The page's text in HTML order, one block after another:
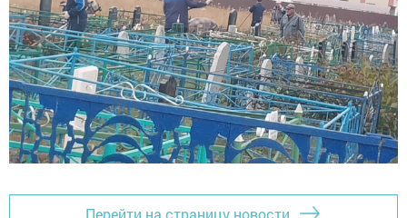
Перейти на страницу новости